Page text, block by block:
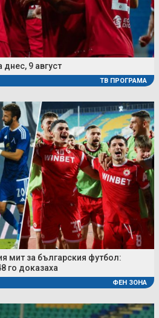
днес, 9 август
ТВ ПРОГРАМА
мит за българския футбол:
го доказаха
ФЕН ЗОНА